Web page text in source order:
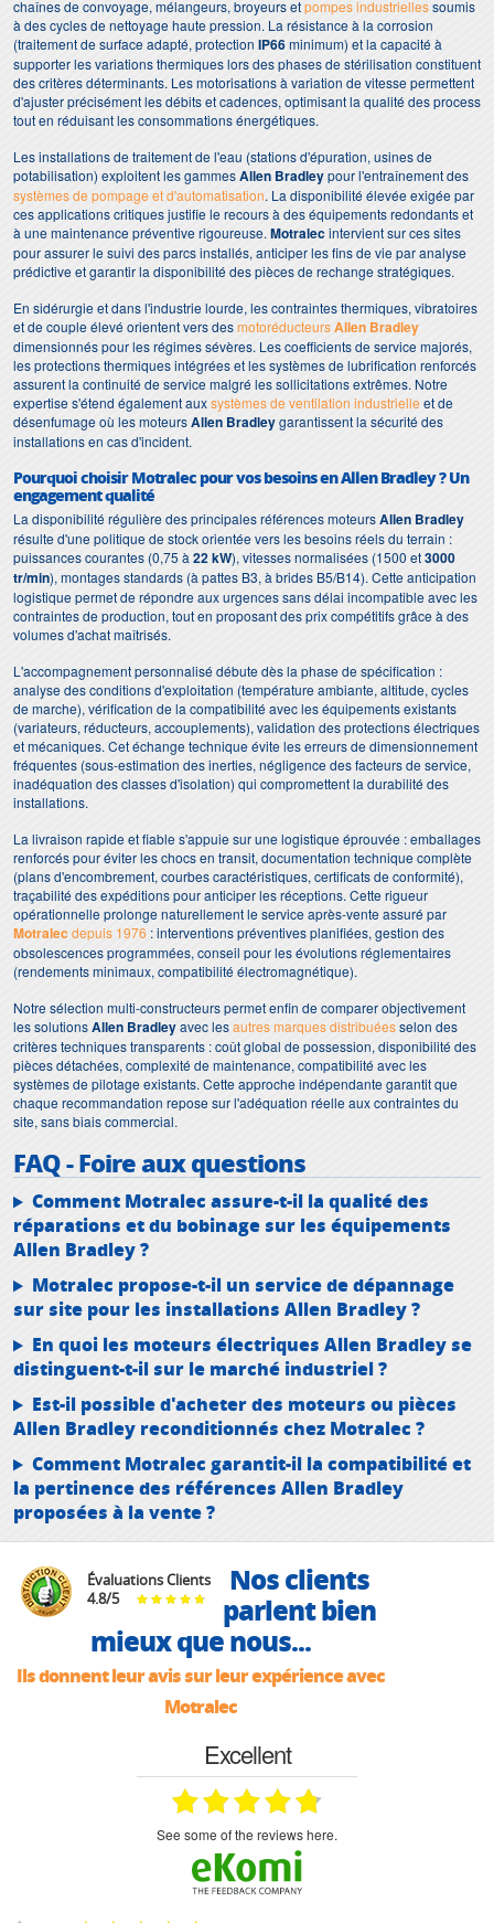
chaînes de convoyage, mélangeurs, broyeurs etpompes industriellessoumis
à des cycles de nettoyage haute pression. La résistance à la corrosion
(traitement de surface adapté, protection IP66minimum) et la capacité à
supporter les variations thermiques lors des phases de stérilisation constituent
des critères déterminants. Les motorisations à variation de vitesse permettent
d'ajuster précisément les débits et cadences, optimisant la qualité des process
tout en réduisant les consommations énergétiques.
Les installations de traitement de l'eau (stations d'épuration, usines de
potabilisation) exploitent les gammesAllen Bradleypour l'entraînement des
systèmes de pompage et d'automatisation. La disponibilité élevée exigée par
ces applications critiques justifie le recours à des équipements redondants et
à une maintenance préventive rigoureuse. Motralecintervient sur ces sites
pour assurer le suivi des parcs installés, anticiper les fins de vie par analyse
prédictive et garantir la disponibilité des pièces de rechange stratégiques.
En sidérurgie et dans l'industrie lourde, les contraintes thermiques, vibratoires
et de couple élevé orientent vers desmotoréducteursAllen Bradley
dimensionnés pour les régimes sévères. Les coefficients de service majorés,
les protections thermiques intégrées et les systèmes de lubrification renforcés
assurent la continuité de service malgré les sollicitations extrêmes. Notre
expertise s'étend également auxsystèmes de ventilation industrielle et de
désenfumage où les moteursAllen Bradleygarantissent la sécurité des
installations en cas d'incident.
Pourquoi choisir Motralec pour vos besoins en Allen Bradley ? Un
engagement qualité
La disponibilité régulière des principales références moteursAllen Bradley
résulte d'une politique de stock orientée vers les besoins réels du terrain :
puissances courantes (0,75 à 22 kW), vitesses normalisées (1500 et3000
tr/min), montages standards (à pattes B3, à brides B5/B14). Cette anticipation
logistique permet de répondre aux urgences sans délai incompatible avec les
contraintes de production, tout en proposant des prix compétitifs grâce à des
volumes d'achat maîtrisés.
L'accompagnement personnalisé débute dès la phase de spécification :
analyse des conditions d'exploitation (température ambiante, altitude, cycles
de marche), vérification de la compatibilité avec les équipements existants
(variateurs, réducteurs, accouplements), validation des protections électriques
et mécaniques. Cet échange technique évite les erreurs de dimensionnement
fréquentes (sous-estimation des inerties, négligence des facteurs de service,
inadéquation des classes d'isolation) qui compromettent la durabilité des
installations.
La livraison rapide et fiable s'appuie sur une logistique éprouvée : emballages
renforcés pour éviter les chocs en transit, documentation technique complète
(plans d'encombrement, courbes caractéristiques, certificats de conformité),
traçabilité des expéditions pour anticiper les réceptions. Cette rigueur
opérationnelle prolonge naturellement le service après-vente assuré par
Motralecdepuis 1976 : interventions préventives planifiées, gestion des
obsolescences programmées, conseil pour les évolutions réglementaires
(rendements minimaux, compatibilité électromagnétique).
Notre sélection multi-constructeurs permet enfin de comparer objectivement
les solutionsAllen Bradleyavec lesautres marques distribuéesselon des
critères techniques transparents : coût global de possession, disponibilité des
pièces détachées, complexité de maintenance, compatibilité avec les
systèmes de pilotage existants. Cette approche indépendante garantit que
chaque recommandation repose sur l'adéquation réelle aux contraintes du
site, sans biais commercial.
FAQ - Foire aux questions
Comment Motralec assure-t-il la qualité des
réparations et du bobinage sur les équipements
Allen Bradley ?
Motralec propose-t-il un service de dépannage
sur site pour les installations Allen Bradley ?
En quoi les moteurs électriques Allen Bradley se
distinguent-t-il sur le marché industriel ?
Est-il possible d'acheter des moteurs ou pièces
Allen Bradley reconditionnés chez Motralec ?
Comment Motralec garantit-il la compatibilité et
la pertinence des références Allen Bradley
proposées à la vente ?
Évaluations Clients
4.8/5
Nos clients
parlent bien
mieux que nous...
Ils donnent leur avis sur leur expérience avec
Motralec
Excellent
see some of the reviews here.